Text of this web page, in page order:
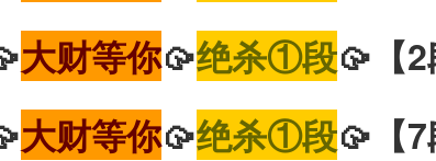
大财等你🥠绝杀①段🥠【
大财等你🥠绝杀①段🥠【